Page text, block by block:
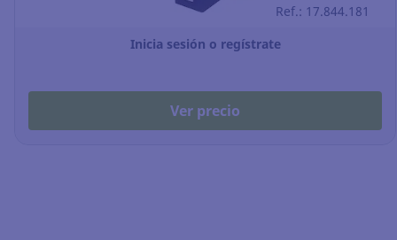
210 x 200 mm -
Ref.: 17.844.181
Inicia sesión o regístrate
Ver precio